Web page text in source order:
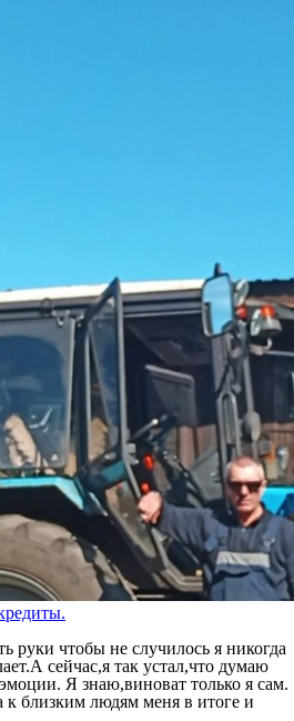
руки чтобы не случилось я никогда
сейчас,я так устал,что думаю
Я знаю,виноват только я сам.
к близким людям меня в итоге и